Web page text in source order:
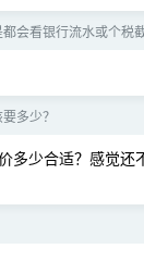
会看银行流水或个税
多少？
多少合适？感觉还